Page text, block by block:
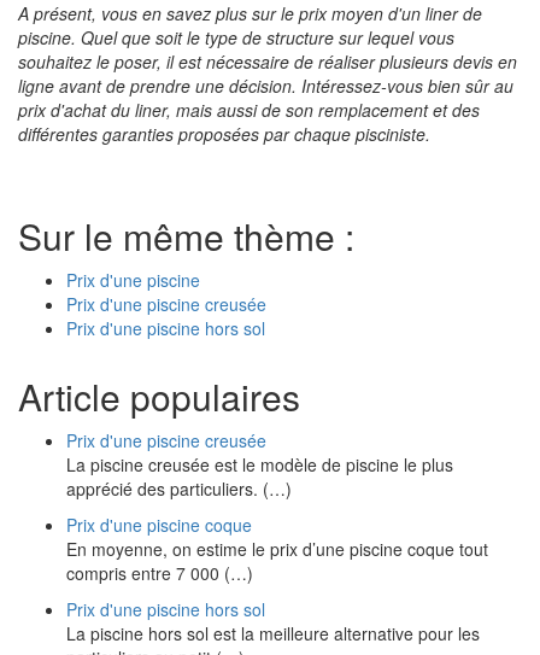
A présent, vous en savez plus sur le prix moyen d'un liner de
piscine. Quel que soit le type de structure sur lequel vous
souhaitez le poser, il est nécessaire de réaliser plusieurs devis en
ligne avant de prendre une décision. Intéressez-vous bien sûr au
prix d'achat du liner, mais aussi de son remplacement et des
différentes garanties proposées par chaque pisciniste.
Sur le même thème :
Prix d'une piscine
Prix d'une piscine creusée
Prix d'une piscine hors sol
Article populaires
Prix d'une piscine creusée
La piscine creusée est le modèle de piscine le plus
apprécié des particuliers. (…)
Prix d'une piscine coque
En moyenne, on estime le prix d’une piscine coque tout
compris entre 7 000 (…)
Prix d'une piscine hors sol
La piscine hors sol est la meilleure alternative pour les